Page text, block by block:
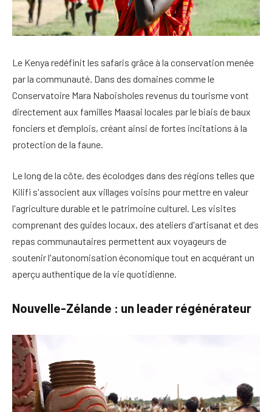
Le Kenya redéfinit les safaris grâce à la conservation menée
par la communauté. Dans des domaines comme le
Conservatoire Mara Naboisholes revenus du tourisme vont
directement aux familles Maasai locales par le biais de baux
fonciers et d’emplois, créant ainsi de fortes incitations à la
protection de la faune.
Le long de la côte, des écolodges dans des régions telles que
Kilifi s'associent aux villages voisins pour mettre en valeur
l'agriculture durable et le patrimoine culturel. Les visites
comprenant des guides locaux, des ateliers d'artisanat et des
repas communautaires permettent aux voyageurs de
soutenir l'autonomisation économique tout en acquérant un
aperçu authentique de la vie quotidienne.
Nouvelle-Zélande : un leader régénérateur